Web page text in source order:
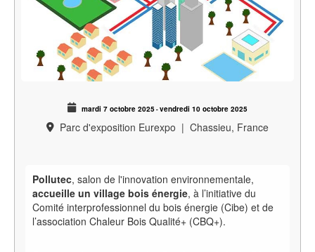
mardi 7 octobre 2025-vendredi 10 octobre 2025
Parc d'exposition Eurexpo | Chassieu, France
Pollutec, salon de l'innovation environnementale,
accueille un village bois énergie, à l’initiative du
Comité interprofessionnel du bois énergie (Cibe) et de
l’association Chaleur Bois Qualité+ (CBQ+).